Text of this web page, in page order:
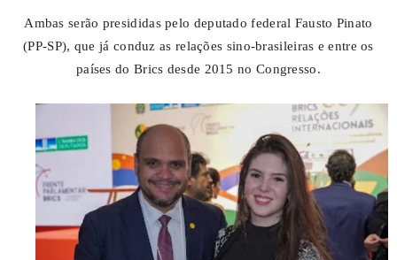
Ambas serão presididas pelo deputado federal Fausto Pinato
(PP-SP), que já conduz as relações sino-brasileiras e entre os
países do Brics desde 2015 no Congresso.